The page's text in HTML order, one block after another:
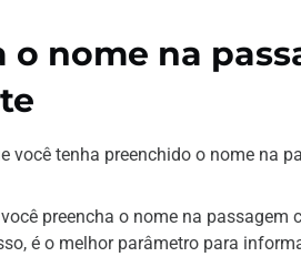
o nome na
você tenha preenchido o nome na
preencha o nome na
é o melhor parâmetro para